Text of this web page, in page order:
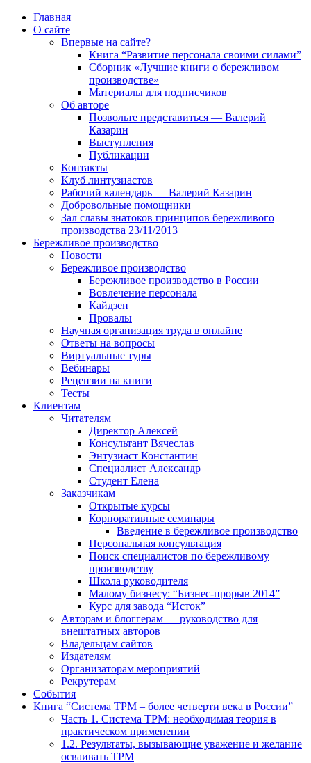
Главная
О сайте
Впервые на сайте?
Книга “Развитие персонала своими силами”
Сборник «Лучшие книги о бережливом
производстве»
Материалы для подписчиков
Об авторе
Позвольте представиться — Валерий
Казарин
Выступления
Публикации
Контакты
Клуб линтузиастов
Рабочий календарь — Валерий Казарин
Добровольные помощники
Зал славы знатоков принципов бережливого
производства 23/11/2013
Бережливое производство
Новости
Бережливое производство
Бережливое производство в России
Вовлечение персонала
Кайдзен
Провалы
Научная организация труда в онлайне
Ответы на вопросы
Виртуальные туры
Вебинары
Рецензии на книги
Тесты
Клиентам
Читателям
Директор Алексей
Консультант Вячеслав
Энтузиаст Константин
Специалист Александр
Студент Елена
Заказчикам
Открытые курсы
Корпоративные семинары
Введение в бережливое производство
Персональная консультация
Поиск специалистов по бережливому
производству
Школа руководителя
Малому бизнесу: “Бизнес-прорыв 2014”
Курс для завода “Исток”
Авторам и блоггерам — руководство для
внештатных авторов
Владельцам сайтов
Издателям
Организаторам мероприятий
Рекрутерам
События
Книга “Система TPM – более четверти века в России”
Часть 1. Система ТРМ: необходимая теория в
практическом применении
1.2. Результаты, вызывающие уважение и желание
осваивать TPM